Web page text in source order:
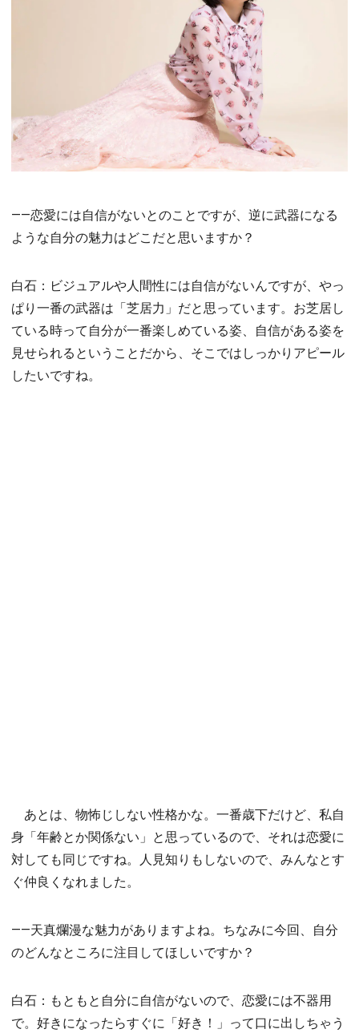
――恋愛には自信がないとのことですが、逆に武器になる
ような自分の魅力はどこだと思いますか？
白石：ビジュアルや人間性には自信がないんですが、やっ
ぱり一番の武器は「芝居力」だと思っています。お芝居し
ている時って自分が一番楽しめている姿、自信がある姿を
見せられるということだから、そこではしっかりアピール
したいですね。
あとは、物怖じしない性格かな。一番歳下だけど、私自
身「年齢とか関係ない」と思っているので、それは恋愛に
対しても同じですね。人見知りもしないので、みんなとす
ぐ仲良くなれました。
――天真爛漫な魅力がありますよね。ちなみに今回、自分
のどんなところに注目してほしいですか？
白石：もともと自分に自信がないので、恋愛には不器用
で。好きになったらすぐに「好き！」って口に出しちゃう